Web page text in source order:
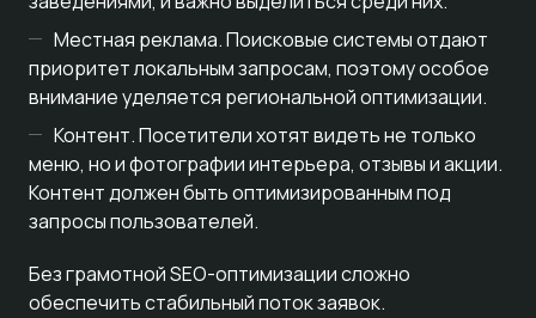
Местная реклама. Поисковые системы отдают
приоритет локальным запросам, поэтому особое
внимание уделяется региональной оптимизации.
Контент. Посетители хотят видеть не только
меню, но и фотографии интерьера, отзывы и акции.
Контент должен быть оптимизированным под
запросы пользователей.
Без грамотной SEO-оптимизации сложно
обеспечить стабильный поток заявок.